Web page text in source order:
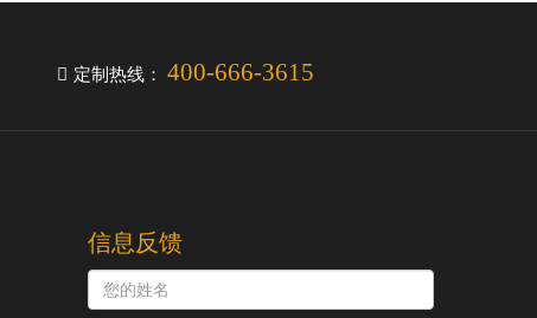
定制热线： 400-666-3615
信息反馈